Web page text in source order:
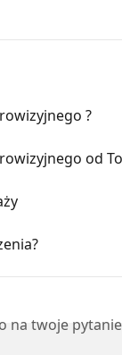
?
od
na twoje